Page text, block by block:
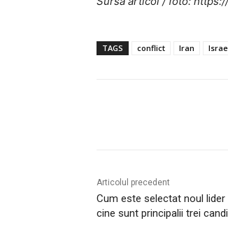
TAGS conflict Iran
Articolul precedent
Cum este selectat noul lider
cine sunt principalii trei